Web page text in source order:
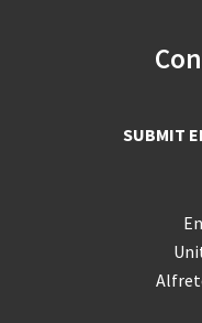
SUBMIT